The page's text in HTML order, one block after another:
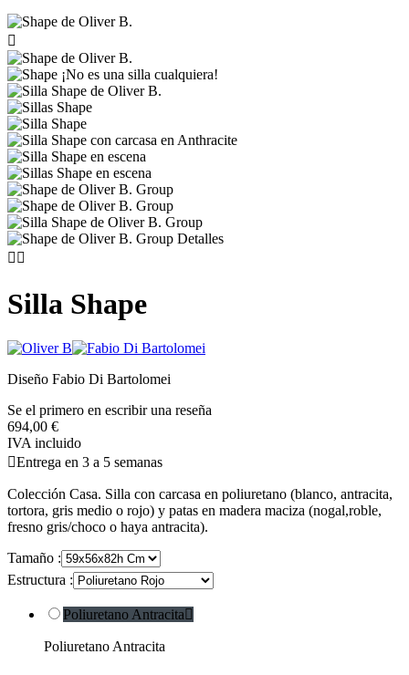

 
Silla Shape
Diseño Fabio Di Bartolomei
Se el primero en escribir una reseña
694,00 €
IVA incluido
Entrega en 3 a 5 semanas
Colección Casa. Silla con carcasa en poliuretano (blanco, antracita,
tortora, gris medio o rojo) y patas en madera maciza (nogal,roble,
fresno gris/choco o haya antracita).
Tamaño :
Estructura :
Poliuretano Antracita
Poliuretano Antracita